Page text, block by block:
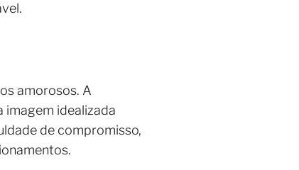
amorosos. A
imagem idealizada
de compromisso,